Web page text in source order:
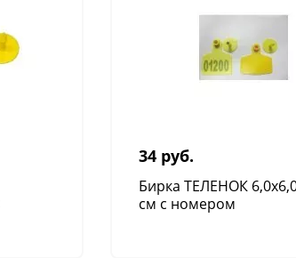
34 руб.
Бирка ТЕЛЕНОК
см с номером